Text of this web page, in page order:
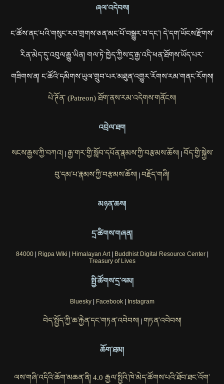
ཞལ་འདེབས།
ང་ཚོས་ནང་པའི་གསུང་རབ་གྲགས་ཅན་མང་པོ་བསྒྱུར་བ་དང་། དེ་དག་ཡོངས་རྫོགས་
རིན་མེད་དུ་འབུལ་རྒྱུ་ཡིན། གལ་ཏེ་ཁྱེད་ཀྱིས་དྲ་རྒྱ་འདི་ཕན་ཐོགས་ཡོད་པར་
གཟིགས་ན། ང་ཚོའི་དམིགས་ཡུལ་གྲུབ་པར་མཐུན་འགྱུར་རོགས་རམ་གནང་རོགས།
པེ་ཊོན་ (Patreon) ཐོག་ནས་རམ་འདེགས་གནོངས།
འབྲེལ་ཐག
སངས་རྒྱས་ཀྱི་བཀའ། རྒྱ་གར་གྱི་སློབ་དཔོན་རྣམས་ཀྱི་བརྩམས་ཆོས། བོད་གྱི་སྐྱེས་
བུ་དམ་པ་རྣམས་ཀྱི་བརྩམས་ཆོས། བརྗོད་གཞི།
མཉན་ཆས།
དྲ་ཚིགས་གཞན།
84000| Rigpa Wiki Himalayan Art| Buddhist Digital Resource Center|
Treasury of Lives
སྤྱི་ཚོགས་དྲ་ལམ།
Bluesky| Facebook| Instagram
བེད་སྤྱོད་ཀྱི་ཆ་རྐྱེན་དང་གཏན་འབེབས། གཏན་འབེབས།
ཆོག་ཐམ།
ལས་གཞི་འདིའི་ཆོག་མཆན་ནི། 4.0 རྒྱལ་སྤྱིའི་ཁེ་མེད་ཚོགས་པའི་ཐོབ་ཐང་འོག་